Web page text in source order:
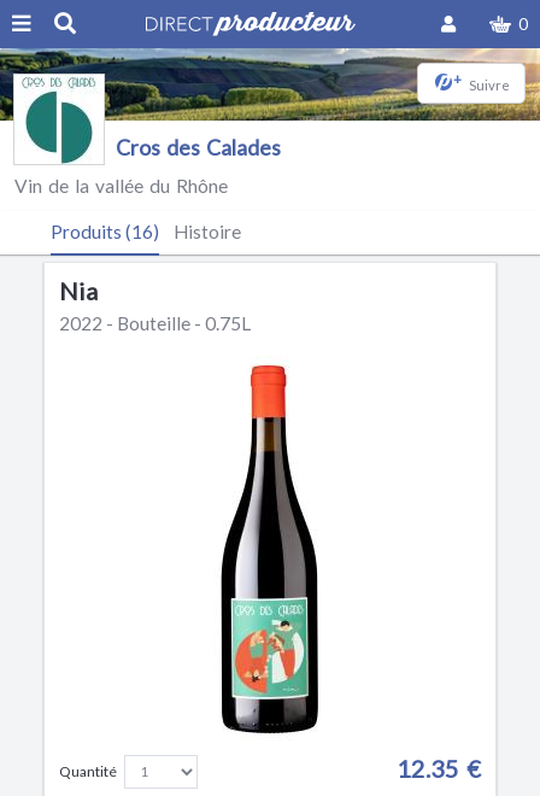
0
+ Suivre
Cros des Calades
Vin de la vallée du Rhône
Produits (16) Histoire
Nia
2022 - Bouteille - 0.75L
Quantité 12.35 €